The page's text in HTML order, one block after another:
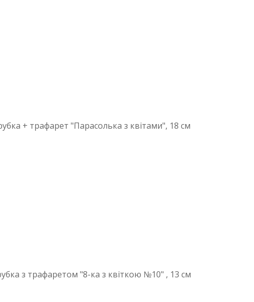
+ трафарет "Парасолька з квітами", 18 см
з трафаретом "8-ка з квіткою №10" , 13 см